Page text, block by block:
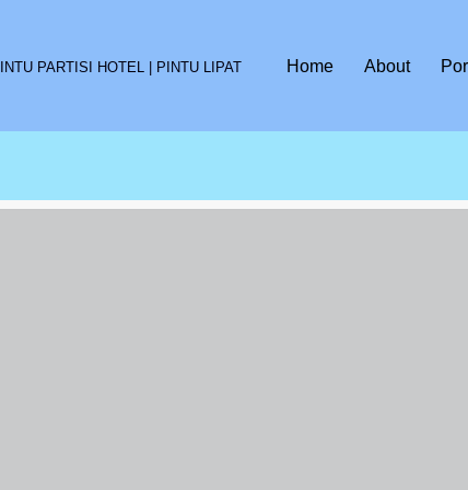
PARTISI HOTEL | PINTU LIPAT
Home About